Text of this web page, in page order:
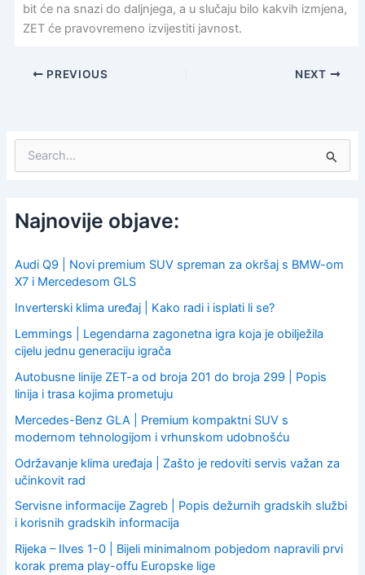
bit će na snazi do daljnjega, a u slučaju bilo kakvih izmjena,
ZET će pravovremeno izvijestiti javnost.
PREVIOUS NEXT
c
h
o
r
Najnovije objave:
Audi Q9 | Novi premium SUV spreman za okršaj s BMW-om
X7 i Mercedesom GLS
Inverterski klima uređaj | Kako radi i isplati li se?
Lemmings | Legendarna zagonetna igra koja je obilježila
cijelu jednu generaciju igrača
Autobusne linije ZET-a od broja 201 do broja 299 | Popis
linija i trasa kojima prometuju
Mercedes-Benz GLA | Premium kompaktni SUV s
modernom tehnologijom i vrhunskom udobnošću
Održavanje klima uređaja | Zašto je redoviti servis važan za
učinkovit rad
Servisne informacije Zagreb | Popis dežurnih gradskih službi
i korisnih gradskih informacija
Rijeka – Ilves 1-0 | Bijeli minimalnom pobjedom napravili prvi
korak prema play-offu Europske lige